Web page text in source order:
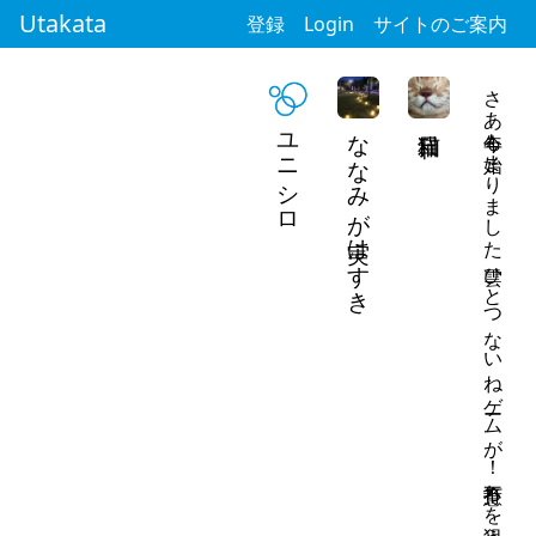
Utakata 登録 Login サイトのご案内
さあ今年も始まりました 雲ひとつないねゲームが！ 不意打ちを狙う
ななみが実はすき
ユニシロ